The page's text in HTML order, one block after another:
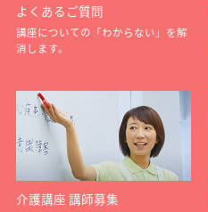
よくあるご質問
講座についての「わからない」を解
消します。
介護講座 講師募集